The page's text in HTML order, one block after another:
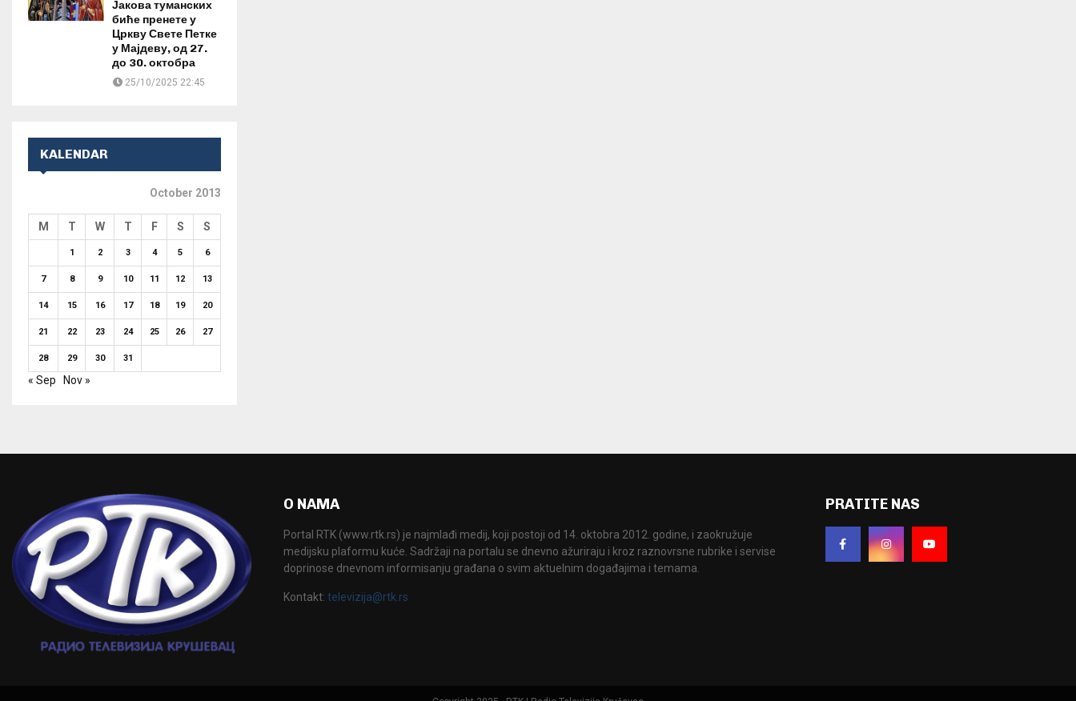
Јакова туманских
биће пренете у
Цркву Свете Петке
у Мајдеву, од 27.
до 30. октобра
25/10/2025 22:45
KALENDAR
October 2013
M T W T F S S
1 2 3 4 5 6
7 8 9 10 11 12 13
14 15 16 17 18 19 20
21 22 23 24 25 26 27
28 29 30 31
« Sep Nov »
O NAMA
Portal RTK (www.rtk.rs) je najmlađi medij, koji postoji od 14. oktobra 2012. godine, i zaokružuje
medijsku plaformu kuće. Sadržaji na portalu se dnevno ažuriraju i kroz raznovrsne rubrike i servise
doprinose dnevnom informisanju građana o svim aktuelnim događajima i temama.
Kontakt: televizija@rtk.rs
PRATITE NAS